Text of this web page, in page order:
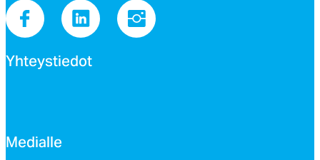
Yh­teys­tie­dot
Me­dial­le